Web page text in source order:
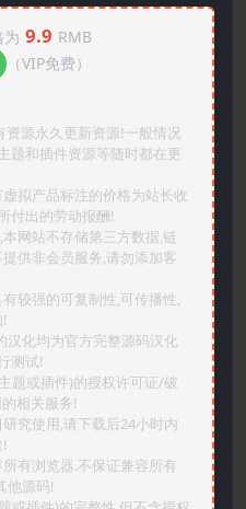
为 9.9 RMB
（VIP免费）
源永久更新资源!一般情况
题和插件资源等随时都在更
拟产品标注的价格为站长收
付出的劳动报酬!
网站不存储第三方数据,链
供非会员服务,请勿添加客
较强的可复制性,可传播性,
汉化均为官方完整源码汉化
测试!
题或插件)的授权许可证/破
相关服务!
究使用,请下载后24小时内
有浏览器.不保证兼容所有
他源码!